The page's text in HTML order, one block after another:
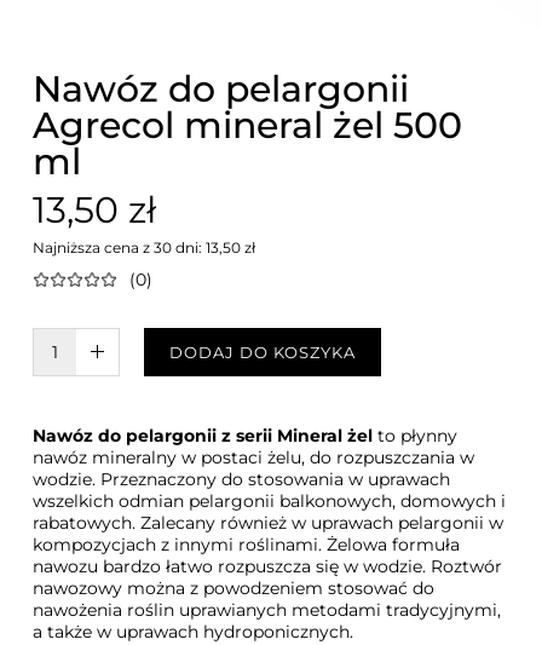
Nawóz do pelargonii
Agrecol mineral żel 500
ml
13,50 zł
Najniższa cena z 30 dni: 13,50 zł
(0)
W KOSZYKU :)DODAJ DO KOSZYKA
Nawóz do pelargonii z serii Mineral żel to płynny
nawóz mineralny w postaci żelu, do rozpuszczania w
wodzie. Przeznaczony do stosowania w uprawach
wszelkich odmian pelargonii balkonowych, domowych i
rabatowych. Zalecany również w uprawach pelargonii w
kompozycjach z innymi roślinami. Żelowa formuła
nawozu bardzo łatwo rozpuszcza się w wodzie. Roztwór
nawozowy można z powodzeniem stosować do
nawożenia roślin uprawianych metodami tradycyjnymi,
a także w uprawach hydroponicznych.